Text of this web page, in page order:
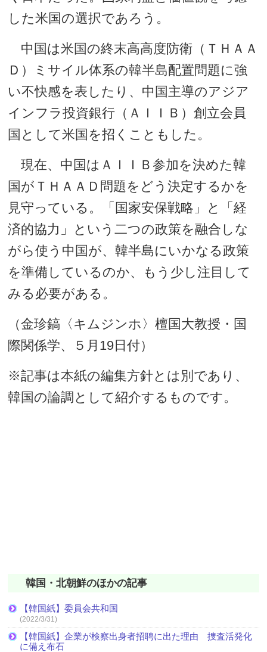
した米国の選択であろう。
中国は米国の終末高高度防衛（ＴＨＡＡ
Ｄ）ミサイル体系の韓半島配置問題に強
い不快感を表したり、中国主導のアジア
インフラ投資銀行（ＡＩＩＢ）創立会員
国として米国を招くこともした。
現在、中国はＡＩＩＢ参加を決めた韓
国がＴＨＡＡＤ問題をどう決定するかを
見守っている。「国家安保戦略」と「経
済的協力」という二つの政策を融合しな
がら使う中国が、韓半島にいかなる政策
を準備しているのか、もう少し注目して
みる必要がある。
（金珍鎬〈キムジンホ〉檀国大教授・国
際関係学、５月19日付）
※記事は本紙の編集方針とは別であり、
韓国の論調として紹介するものです。
韓国・北朝鮮のほかの記事
【韓国紙】委員会共和国
(2022/3/31)
【韓国紙】企業が検察出身者招聘に出た理由 捜査活発化
に備え布石